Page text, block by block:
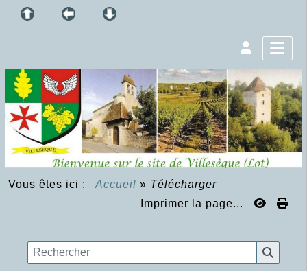
Vous êtes ici : Accueil » Télécharger
Imprimer la page...